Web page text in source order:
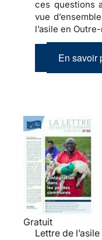
ces questions
vue
l’asile en
En savoir
Gratuit
Lettre de